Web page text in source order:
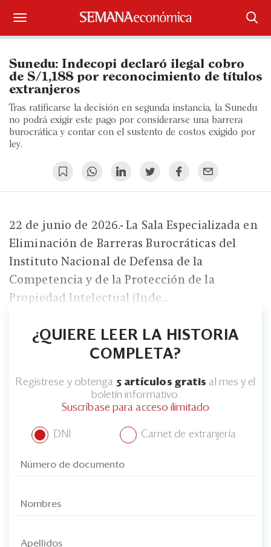
Iniciar sesión
Portada
¿Qué está pasando?
Legal y Política
Blogs
Ranking CEO
Edición Impresa
Sunedu: Indecopi declaró ilegal cobro
de S/1,188 por reconocimiento de títulos
extranjeros
Tras ratificarse la decisión en segunda instancia, la Sunedu
no podrá exigir este pago por considerarse una barrera
burocrática y contar con el sustento de costos exigido por
ley.
22 de junio de 2026.- La Sala Especializada en
Eliminación de Barreras Burocráticas del
Instituto Nacional de Defensa de la
Competencia y de la Protección de la
Propiedad Intelectual (Inde...
¿QUIERE LEER LA HISTORIA
COMPLETA?
Regístrese y obtenga 5 artículos gratis al mes y el
boletín informativo.
Suscríbase para acceso ilimitado
DNI Carnet de extranjería